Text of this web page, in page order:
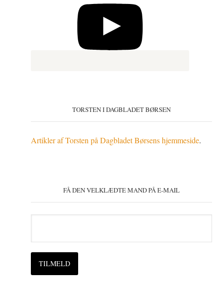
TORSTEN I DAGBLADET BØRSEN
Artikler af Torsten på Dagbladet Børsens hjemmeside.
FÅ DEN VELKLÆDTE MAND PÅ E-MAIL